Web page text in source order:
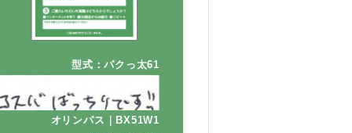
型式：パクっ太61
オリンパス｜BX51W1